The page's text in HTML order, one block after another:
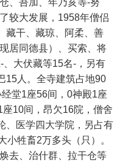
、吾加、年乃亥等-努
较大发展，1958年僧侣
藏干、藏琼、阿柔、善
居同德县）、买索、将
大伏藏等15名-，另有
15人。全寺建筑占地90
堂1座56间，0神殿1座
10间，昂欠16院，僧舍
、医学四大学院，另占有
小牲畜2万多头（只）。
去、治什群、拉干仓等